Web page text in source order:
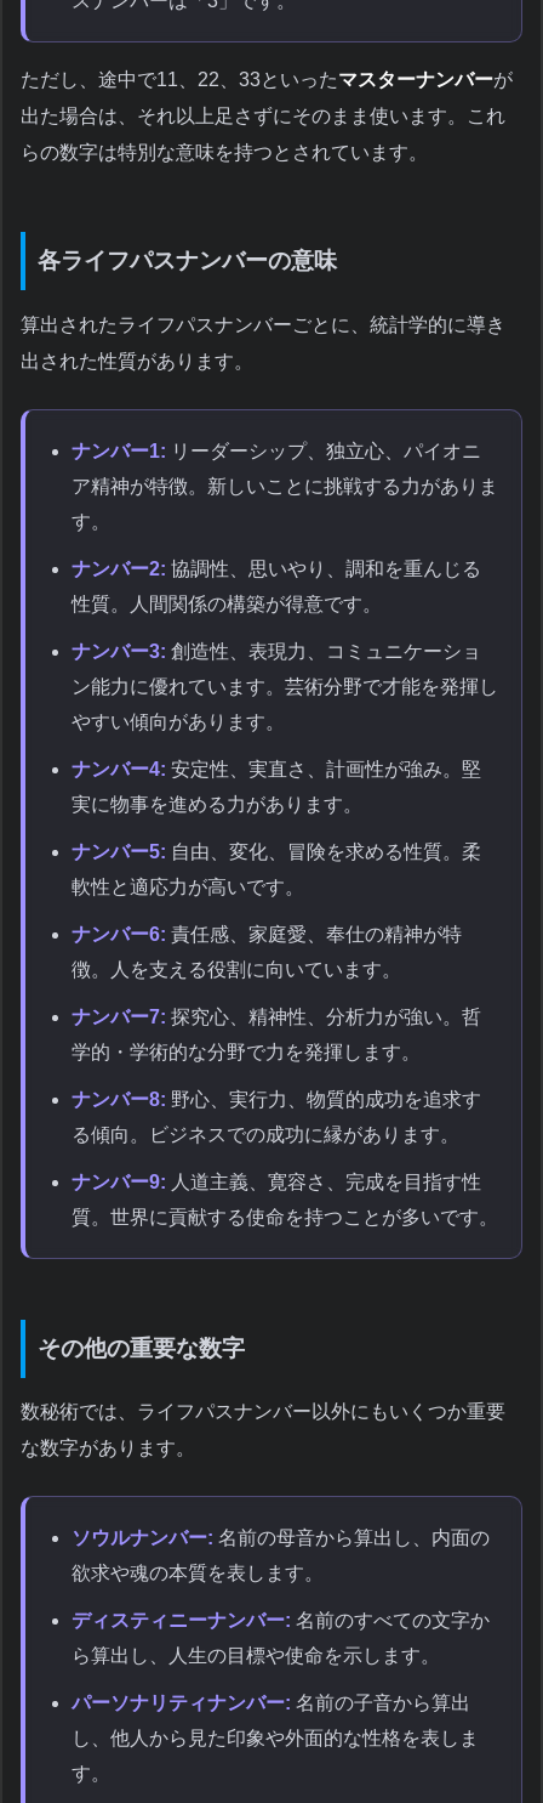
ただし、途中で11、22、33といったマスターナンバーが
出た場合は、それ以上足さずにそのまま使います。これ
らの数字は特別な意味を持つとされています。
各ライフパスナンバーの意味
算出されたライフパスナンバーごとに、統計学的に導き
出された性質があります。
ナンバー1: リーダーシップ、独立心、パイオニ
ア精神が特徴。新しいことに挑戦する力がありま
す。
ナンバー2: 協調性、思いやり、調和を重んじる
性質。人間関係の構築が得意です。
ナンバー3: 創造性、表現力、コミュニケーショ
ン能力に優れています。芸術分野で才能を発揮し
やすい傾向があります。
ナンバー4: 安定性、実直さ、計画性が強み。堅
実に物事を進める力があります。
ナンバー5: 自由、変化、冒険を求める性質。柔
軟性と適応力が高いです。
ナンバー6: 責任感、家庭愛、奉仕の精神が特
徴。人を支える役割に向いています。
ナンバー7: 探究心、精神性、分析力が強い。哲
学的・学術的な分野で力を発揮します。
ナンバー8: 野心、実行力、物質的成功を追求す
る傾向。ビジネスでの成功に縁があります。
ナンバー9: 人道主義、寛容さ、完成を目指す性
質。世界に貢献する使命を持つことが多いです。
その他の重要な数字
数秘術では、ライフパスナンバー以外にもいくつか重要
な数字があります。
ソウルナンバー: 名前の母音から算出し、内面の
欲求や魂の本質を表します。
ディスティニーナンバー: 名前のすべての文字か
ら算出し、人生の目標や使命を示します。
パーソナリティナンバー: 名前の子音から算出
し、他人から見た印象や外面的な性格を表しま
す。